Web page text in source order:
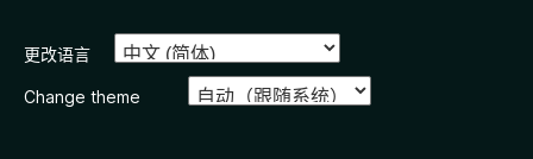
更改语言
Change theme